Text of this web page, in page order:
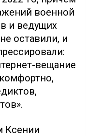
военной
и ведущих
оставили, и
вещание
Ксении